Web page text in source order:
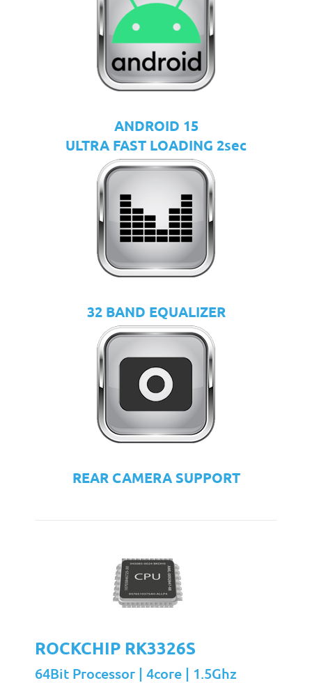
ANDROID 15
ULTRA FAST LOADING 2sec
32 BAND EQUALIZER
REAR CAMERA SUPPORT
ROCKCHIP RK3326S
64Bit Processor | 4core | 1.5Ghz